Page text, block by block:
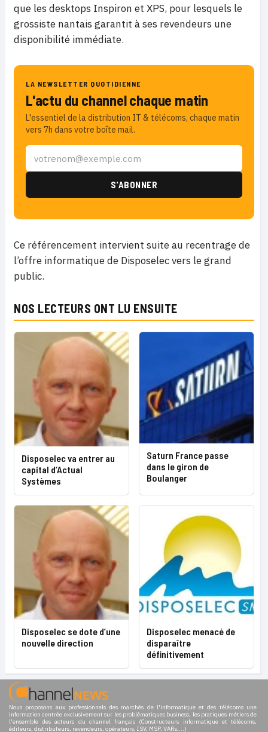
que les desktops Inspiron et XPS, pour lesquels le
grossiste nantais garantit à ses revendeurs une
disponibilité immédiate.
LA NEWSLETTER QUOTIDIENNE
L'actu du channel chaque matin
L'essentiel de la distribution IT & télécoms, chaque matin
vers 7h dans votre boîte mail.
Ce référencement intervient suite au recentrage de
l’offre informatique de Disposelec vers le grand
public.
NOS LECTEURS ONT LU ENSUITE
Disposelec va entrer au
capital d’Actual
Systèmes
Saturn France passe
dans le giron de
Boulanger
Disposelec se dote d’une
nouvelle direction
Disposelec menacé de
disparaître
définitivement
Nous proposons aux professionnels des marchés de l'informatique et des télécoms une
information centrée exclusivement sur les problématiques business, les pratiques métiers de
l'ensemble des acteurs du channel français (Constructeurs informatique et télécoms,
éditeurs, distributeurs, revendeurs, opérateurs, ISV, MSP, VARs,...)